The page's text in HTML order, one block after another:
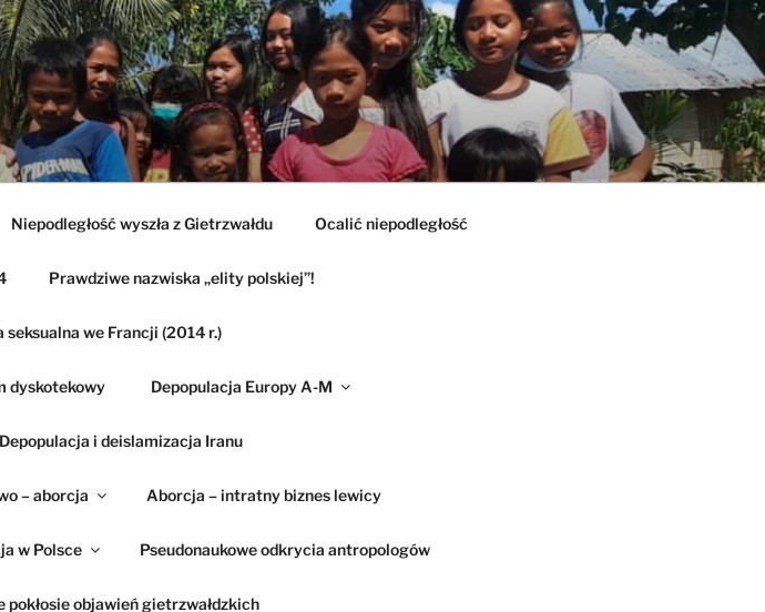
Niepodległość wyszła z Gietrzwałdu Ocalić niepodległość
Prawdziwe nazwiska „elity polskiej”!
seksualna we Francji (2014 r.)
dyskotekowy Depopulacja Europy A-M
Depopulacja i deislamizacja Iranu
– aborcja Aborcja – intratny biznes lewicy
w Polsce Pseudonaukowe odkrycia antropologów
pokłosie objawień gietrzwałdzkich